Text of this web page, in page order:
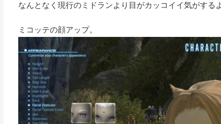
なんとなく現行のミドランより目がカッコイイ気がする
ミコッテの顔アップ。